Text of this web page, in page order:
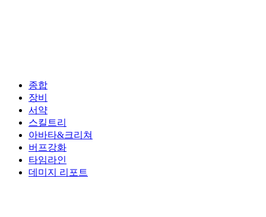
종합
장비
서약
스킬트리
아바타&크리쳐
버프강화
타임라인
데미지 리포트